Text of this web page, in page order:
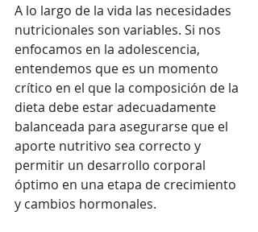
A lo largo de la vida las necesidades
nutricionales son variables. Si nos
enfocamos en la adolescencia,
entendemos que es un momento
crítico en el que la composición de la
dieta debe estar adecuadamente
balanceada para asegurarse que el
aporte nutritivo sea correcto y
permitir un desarrollo corporal
óptimo en una etapa de crecimiento
y cambios hormonales.